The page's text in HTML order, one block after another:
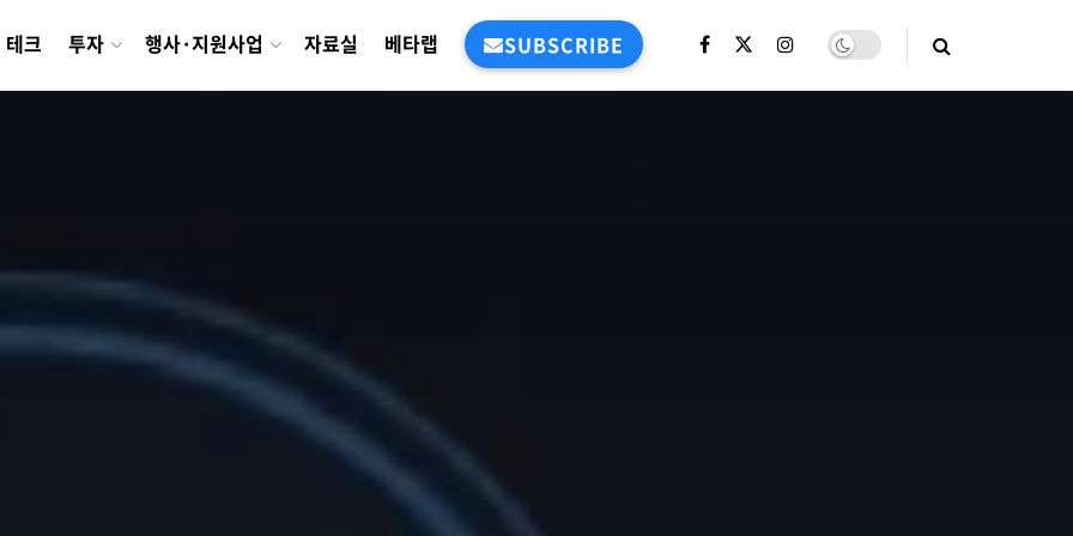
테크 투자 행사·지원사업 자료실 베타랩 SUBSCRIBE